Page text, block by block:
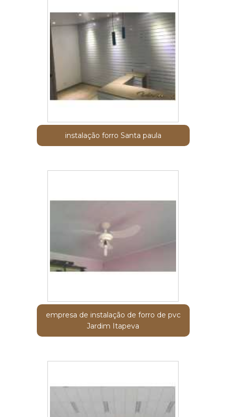
instalação forro Santa paula
empresa de instalação de forro de pvc
Jardim Itapeva